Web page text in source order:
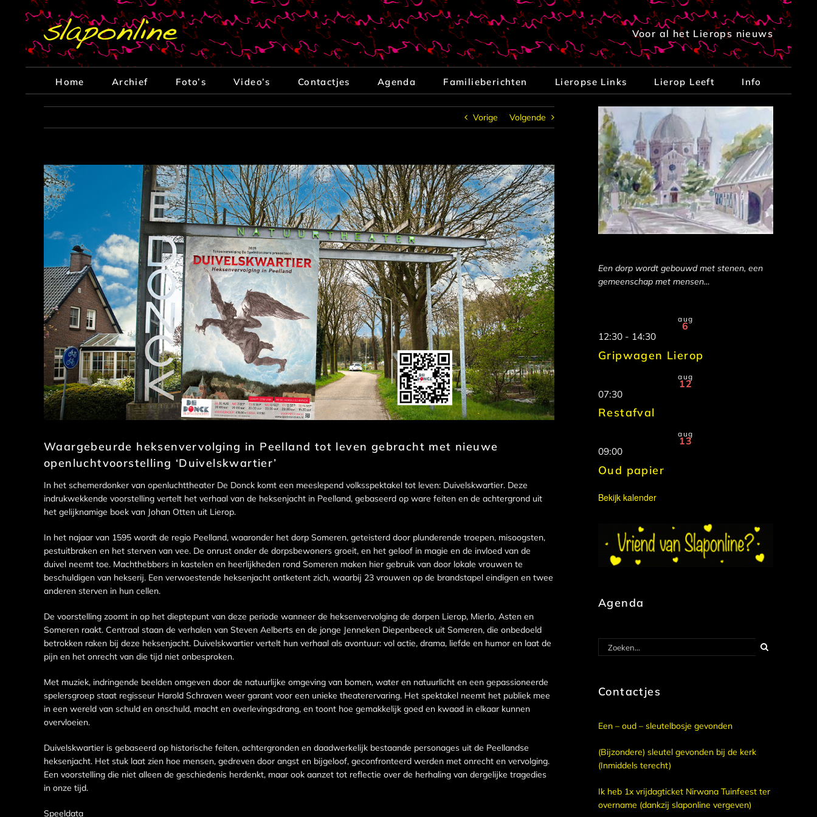
Voor al het Lierops nieuws
Home Archief Foto’s Video’s Contactjes Agenda Familieberichten Lieropse Links Lierop Leeft Info
Vorige Volgende
Waargebeurde heksenvervolging in Peelland tot leven gebracht met nieuwe
openluchtvoorstelling ‘Duivelskwartier’
In het schemerdonker van openluchttheater De Donck komt een meeslepend volksspektakel tot leven: Duivelskwartier. Deze
indrukwekkende voorstelling vertelt het verhaal van de heksenjacht in Peelland, gebaseerd op ware feiten en de achtergrond uit
het gelijknamige boek van Johan Otten uit Lierop.
In het najaar van 1595 wordt de regio Peelland, waaronder het dorp Someren, geteisterd door plunderende troepen, misoogsten,
pestuitbraken en het sterven van vee. De onrust onder de dorpsbewoners groeit, en het geloof in magie en de invloed van de
duivel neemt toe. Machthebbers in kastelen en heerlijkheden rond Someren maken hier gebruik van door lokale vrouwen te
beschuldigen van hekserij. Een verwoestende heksenjacht ontketent zich, waarbij 23 vrouwen op de brandstapel eindigen en twee
anderen sterven in hun cellen.
De voorstelling zoomt in op het dieptepunt van deze periode wanneer de heksenvervolging de dorpen Lierop, Mierlo, Asten en
Someren raakt. Centraal staan de verhalen van Steven Aelberts en de jonge Jenneken Diepenbeeck uit Someren, die onbedoeld
betrokken raken bij deze heksenjacht. Duivelskwartier vertelt hun verhaal als avontuur: vol actie, drama, liefde en humor en laat de
pijn en het onrecht van die tijd niet onbesproken.
Met muziek, indringende beelden omgeven door de natuurlijke omgeving van bomen, water en natuurlicht en een gepassioneerde
spelersgroep staat regisseur Harold Schraven weer garant voor een unieke theaterervaring. Het spektakel neemt het publiek mee
in een wereld van schuld en onschuld, macht en overlevingsdrang, en toont hoe gemakkelijk goed en kwaad in elkaar kunnen
overvloeien.
Duivelskwartier is gebaseerd op historische feiten, achtergronden en daadwerkelijk bestaande personages uit de Peellandse
heksenjacht. Het stuk laat zien hoe mensen, gedreven door angst en bijgeloof, geconfronteerd werden met onrecht en vervolging.
Een voorstelling die niet alleen de geschiedenis herdenkt, maar ook aanzet tot reflectie over de herhaling van dergelijke tragedies
in onze tijd.
Speeldata
Een dorp wordt gebouwd met stenen, een
gemeenschap met mensen…
aug
6
12:30 - 14:30
Gripwagen Lierop
aug
12
07:30
Restafval
aug
13
09:00
Oud papier
Bekijk kalender
Agenda
Zoeken
naar:
Contactjes
Een – oud – sleutelbosje gevonden
(Bijzondere) sleutel gevonden bij de kerk
(Inmiddels terecht)
Ik heb 1x vrijdagticket Nirwana Tuinfeest ter
overname (dankzij slaponline vergeven)